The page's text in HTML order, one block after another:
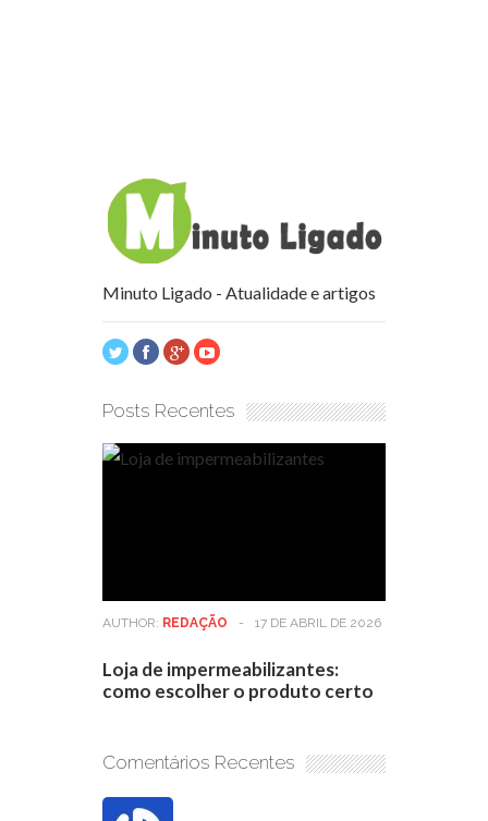
Minuto Ligado - Atualidade e artigos
Posts Recentes
AUTHOR: REDAÇÃO - 17 DE ABRIL DE 2026
Loja de impermeabilizantes:
como escolher o produto certo
Comentários Recentes